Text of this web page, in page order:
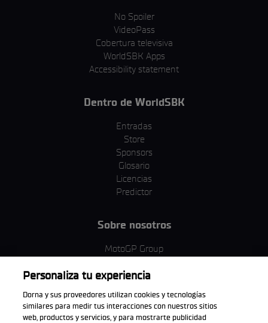
No Spoiler
VideoPass
Cobertura televisiva
WorldSBK Apps
Accessibility statement
Dentro de WorldSBK
Entradas
Store
Sponsors
Glosario
Licencias
Predictor
Sobre nosotros
MotoGP Group
Términos y condiciones
Política de privacidad
Política de compra
Personaliza tu experiencia
Dorna y sus proveedores utilizan cookies y tecnologías
similares para medir tus interacciones con nuestros sitios
web, productos y servicios, y para mostrarte publicidad